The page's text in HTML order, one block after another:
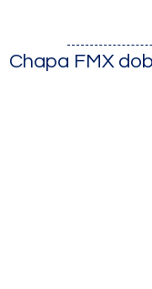
Chapa FMX